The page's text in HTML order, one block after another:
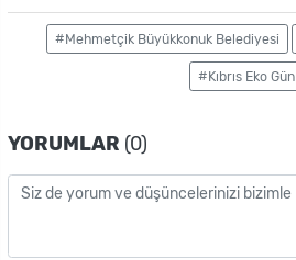
#Mehmetçik Büyükkonuk Belediyesi
#Kıbrıs Eko Gün
YORUMLAR (0)